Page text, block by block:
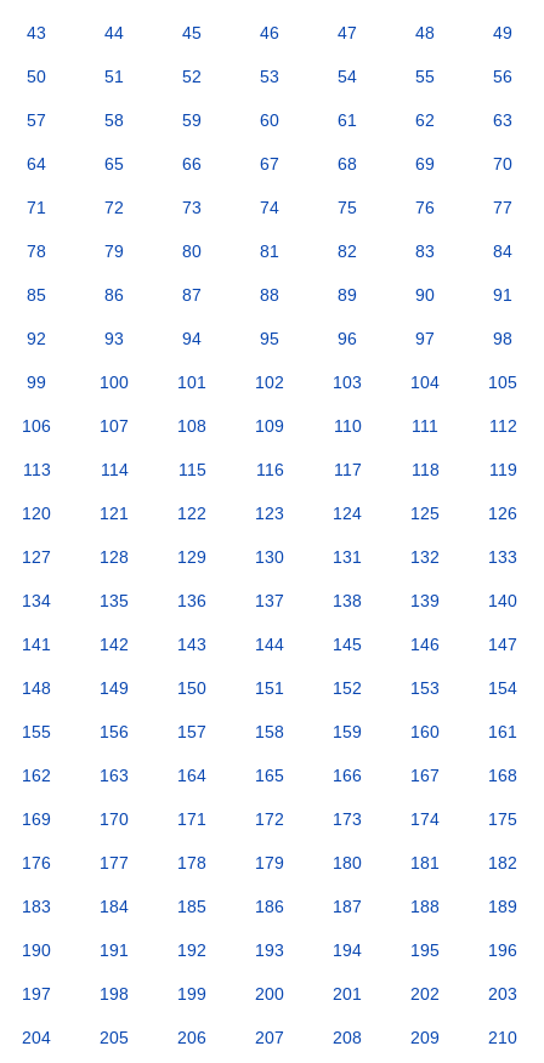
43 44 45 46 47 48 49
50 51 52 53 54 55 56
57 58 59 60 61 62 63
64 65 66 67 68 69 70
71 72 73 74 75 76 77
78 79 80 81 82 83 84
85 86 87 88 89 90 91
92 93 94 95 96 97 98
99 100 101 102 103 104 105
106 107 108 109 110 111 112
113 114 115 116 117 118 119
120 121 122 123 124 125 126
127 128 129 130 131 132 133
134 135 136 137 138 139 140
141 142 143 144 145 146 147
148 149 150 151 152 153 154
155 156 157 158 159 160 161
162 163 164 165 166 167 168
169 170 171 172 173 174 175
176 177 178 179 180 181 182
183 184 185 186 187 188 189
190 191 192 193 194 195 196
197 198 199 200 201 202 203
204 205 206 207 208 209 210